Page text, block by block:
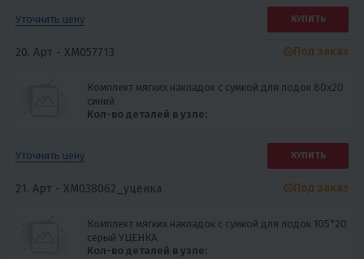
Уточнить цену КУПИТЬ
20. Арт - XM057713
Комплект мягких накладок с сумкой для лодок 80х20
синий
Кол-во деталей в узле:
Под заказ
Уточнить цену КУПИТЬ
21. Арт - XM038062_уценка
Комплект мягких накладок с сумкой для лодок 105*20
серый УЦЕНКА
Кол-во деталей в узле:
Под заказ